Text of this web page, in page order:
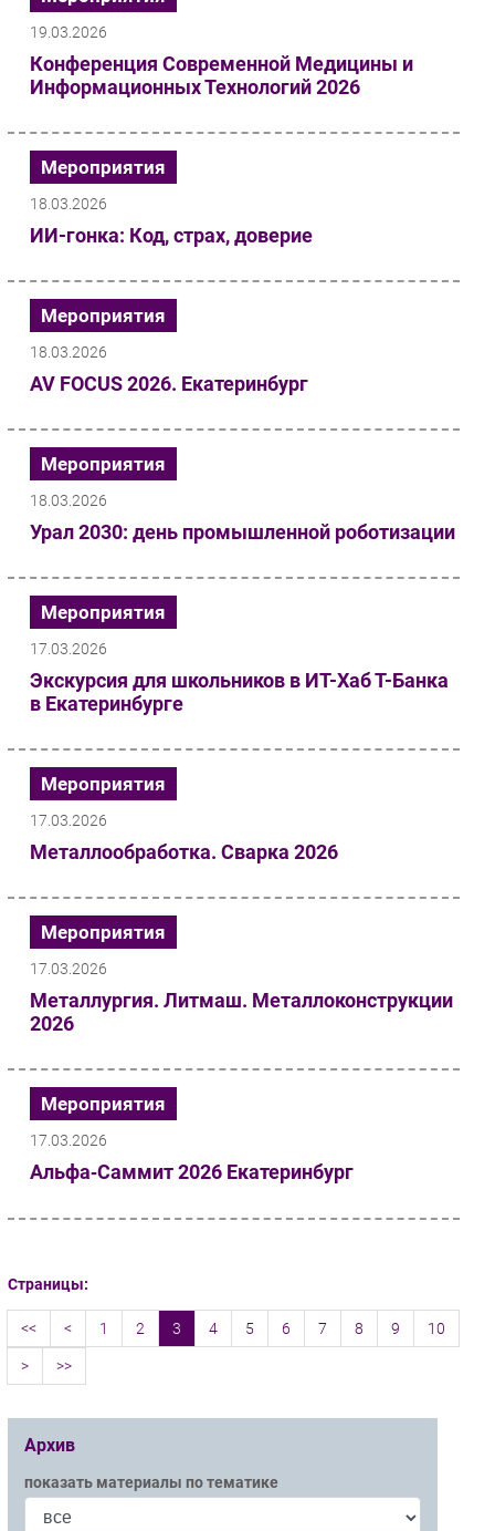
19.03.2026
Конференция Современной Медицины и
Информационных Технологий 2026
Мероприятия
18.03.2026
ИИ-гонка: Код, страх, доверие
Мероприятия
18.03.2026
AV FOCUS 2026. Екатеринбург
Мероприятия
18.03.2026
Урал 2030: день промышленной роботизации
Мероприятия
17.03.2026
Экскурсия для школьников в ИТ-Хаб Т-Банка
в Екатеринбурге
Мероприятия
17.03.2026
Металлообработка. Сварка 2026
Мероприятия
17.03.2026
Металлургия. Литмаш. Металлоконструкции
2026
Мероприятия
17.03.2026
Альфа‑Саммит 2026 Екатеринбург
Страницы:
<< < 1 2 3 4 5 6 7 8 9 10
> >>
Архив
показать материалы по тематике